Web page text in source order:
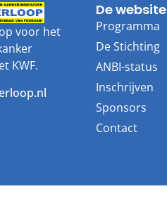
voor het
KWF.
De website
Programma
De Stichting
ANBI-status
Inschrijven
Sponsors
Contact